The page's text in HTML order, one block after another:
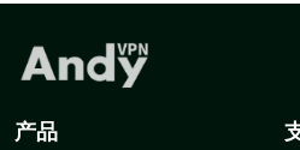
产品